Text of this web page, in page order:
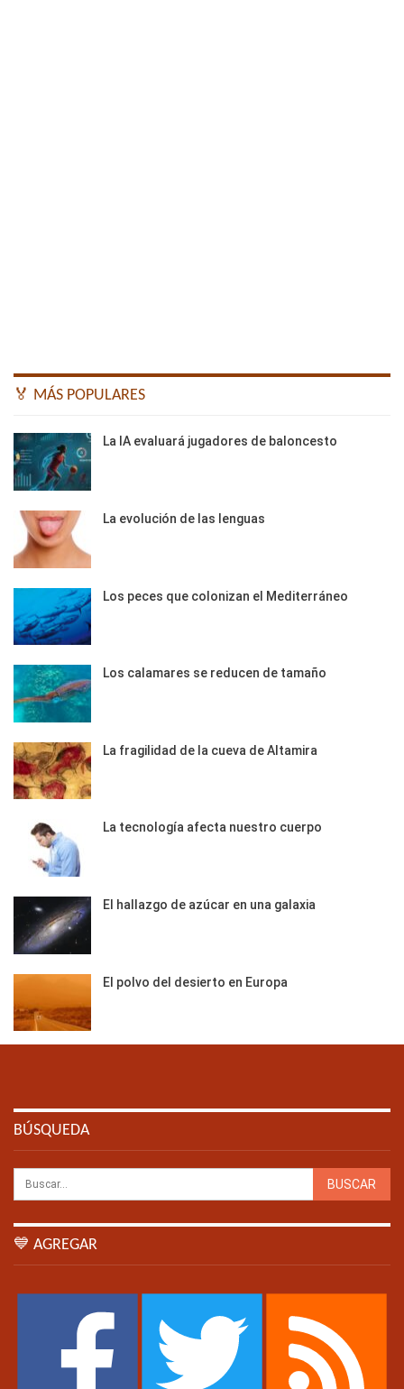
🏅 MÁS POPULARES
La IA evaluará jugadores de baloncesto
La evolución de las lenguas
Los peces que colonizan el Mediterráneo
Los calamares se reducen de tamaño
La fragilidad de la cueva de Altamira
La tecnología afecta nuestro cuerpo
El hallazgo de azúcar en una galaxia
El polvo del desierto en Europa
BÚSQUEDA
💙 AGREGAR